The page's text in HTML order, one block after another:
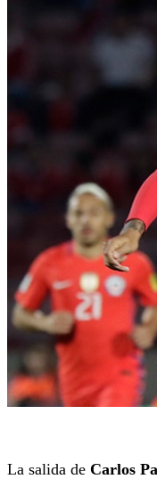
La salida de Carlos